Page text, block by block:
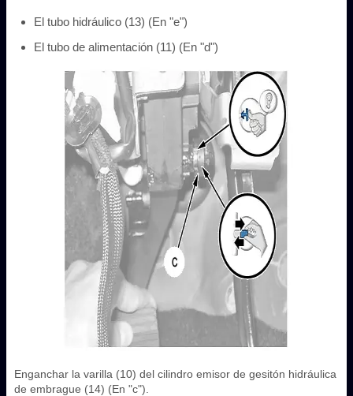
El tubo hidráulico (13) (En "e")
El tubo de alimentación (11) (En "d")
Enganchar la varilla (10) del cilindro emisor de gesitón hidráulica
de embrague (14) (En "c").